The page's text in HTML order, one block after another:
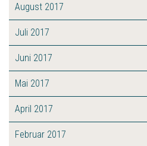
August 2017
Juli 2017
Juni 2017
Mai 2017
April 2017
Februar 2017